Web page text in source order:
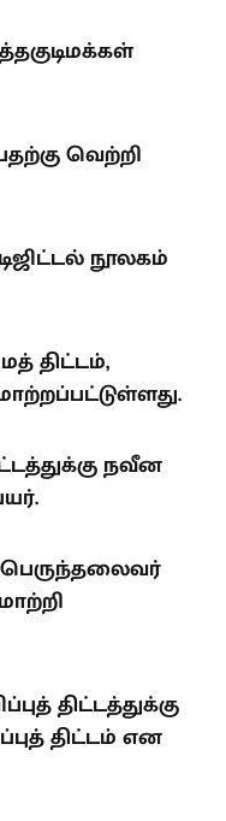
வெற்றி
நூலகம்
திட்டம்,
நவீன
திட்டத்துக்கு
திட்டம் என